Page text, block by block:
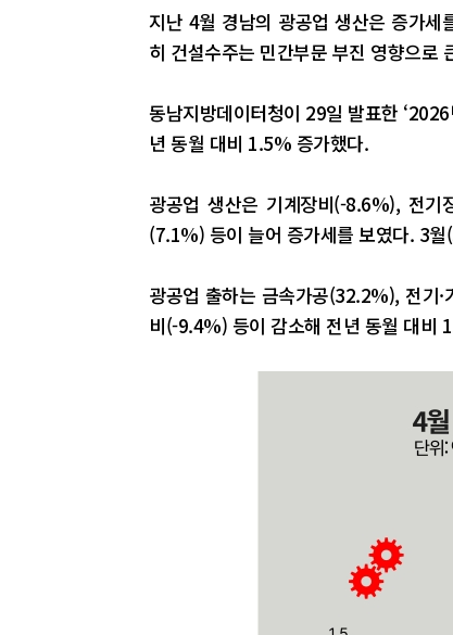
지난 4월 경남의 광공업 생산은 증가세
히 건설수주는 민간부문 부진 영향으로
동남지방데이터청이 29일 발표한
년 동월 대비 1.5% 증가했다.
광공업 생산은 기계장비(-8.6%), 전
(7.1%) 등이 늘어 증가세를 보였다. 3
광공업 출하는 금속가공(32.2%), 전기
비(-9.4%) 등이 감소해 전년 동월 대비